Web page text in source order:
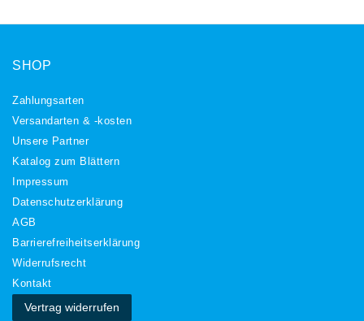
SHOP
Zahlungsarten
Versandarten & -kosten
Unsere Partner
Katalog zum Blättern
Impressum
Daten­schutz­erklärung
AGB
Barrierefreiheitserklärung
Widerrufs­recht
Kontakt
Vertrag widerrufen